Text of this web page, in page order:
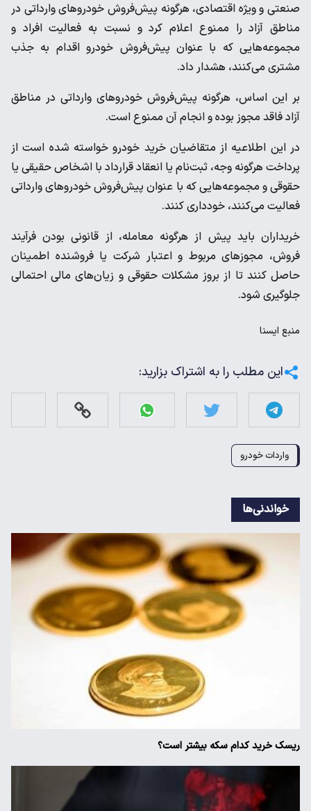
صنعتی و ویژه اقتصادی، هرگونه پیش‌فروش خودروهای وارداتی در
مناطق آزاد را ممنوع اعلام کرد و نسبت به فعالیت افراد و
مجموعه‌هایی که با عنوان پیش‌فروش خودرو اقدام به جذب
مشتری می‌کنند، هشدار داد.
بر این اساس، هرگونه پیش‌فروش خودروهای وارداتی در مناطق
آزاد فاقد مجوز بوده و انجام آن ممنوع است.
در این اطلاعیه از متقاضیان خرید خودرو خواسته شده است از
پرداخت هرگونه وجه، ثبت‌نام یا انعقاد قرارداد با اشخاص حقیقی یا
حقوقی و مجموعه‌هایی که با عنوان پیش‌فروش خودروهای وارداتی
فعالیت می‌کنند، خودداری کنند.
خریداران باید پیش از هرگونه معامله، از قانونی بودن فرآیند
فروش، مجوزهای مربوط و اعتبار شرکت یا فروشنده اطمینان
حاصل کنند تا از بروز مشکلات حقوقی و زیان‌های مالی احتمالی
جلوگیری شود.
منبع ايسنا
این مطلب را به اشتراک بزارید:
واردات خودرو
خواندنی‌ها
ریسک خرید کدام سکه بیشتر است؟